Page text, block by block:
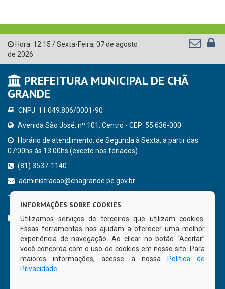
Hora: 12:15 /Sexta-Feira, 07 de agosto
de 2026
PREFEITURA MUNICIPAL DE CHÃ
GRANDE
CNPJ: 11.049.806/0001-90
Avenida São José, nº 101, Centro - CEP: 55.636-000
Horário de atendimento: de Segunda à Sexta, a partir das
07:00hs às 13:00hs (exceto nos feriados)
(81) 3537-1140
administracao@chagrande.pe.gov.br
CURTA NOSSA FAN PAGE
INFORMAÇÕES SOBRE COOKIES
Utilizamos serviços de terceiros que utilizam cookies.
Essas ferramentas nos ajudam a oferecer uma melhor
experiência de navegação. Ao clicar no botão “Aceitar”
você concorda com o uso de cookies em nosso site. Para
maiores informações, acesse a nossa
Política de
Privacidade